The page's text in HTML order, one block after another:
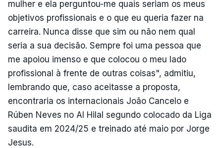
mulher e ela perguntou-me quais seriam os meus
objetivos profissionais e o que eu queria fazer na
carreira. Nunca disse que sim ou não nem qual
seria a sua decisão. Sempre foi uma pessoa que
me apoiou imenso e que colocou o meu lado
profissional à frente de outras coisas", admitiu,
lembrando que, caso aceitasse a proposta,
encontraria os internacionais João Cancelo e
Rúben Neves no Al Hilal segundo colocado da Liga
saudita em 2024/25 e treinado até maio por Jorge
Jesus.